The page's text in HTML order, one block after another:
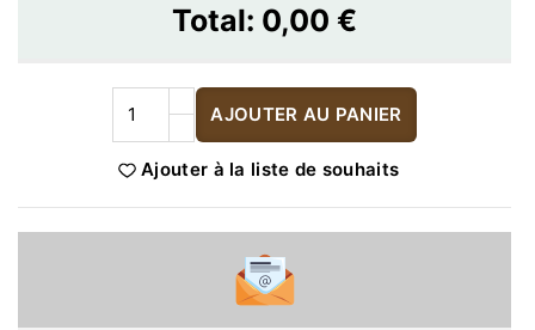
Total: 0,00 €
AJOUTER AU PANIER
Ajouter à la liste de souhaits